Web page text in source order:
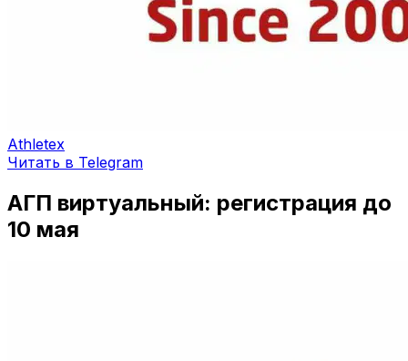
Athletex
Читать в Telegram
АГП виртуальный: регистрация до
10 мая